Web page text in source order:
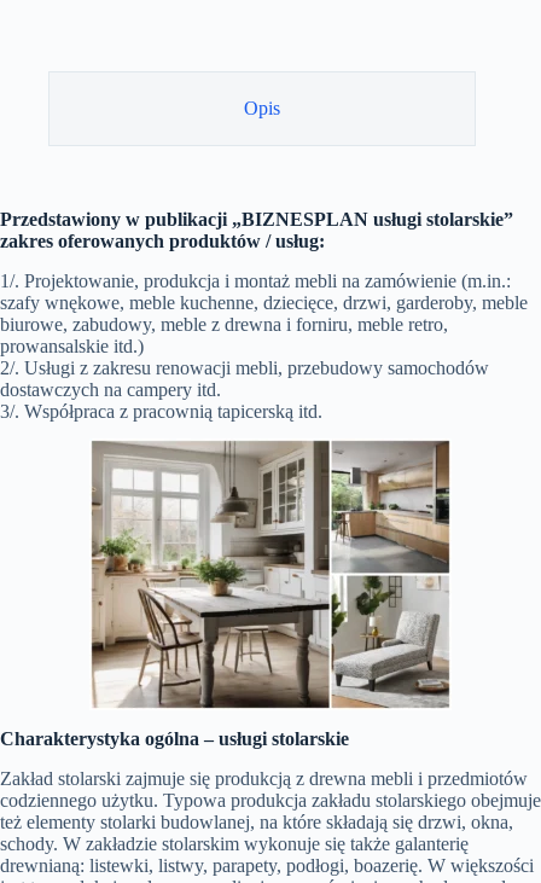
Opis
Przedstawiony w publikacji „BIZNESPLAN usługi stolarskie”
zakres oferowanych produktów / usług:
1/. Projektowanie, produkcja i montaż mebli na zamówienie (m.in.:
szafy wnękowe, meble kuchenne, dziecięce, drzwi, garderoby, meble
biurowe, zabudowy, meble z drewna i forniru, meble retro,
prowansalskie itd.)
2/. Usługi z zakresu renowacji mebli, przebudowy samochodów
dostawczych na campery itd.
3/. Współpraca z pracownią tapicerską itd.
Charakterystyka ogólna –usługi stolarskie
Zakład stolarski zajmuje się produkcją z drewna mebli i przedmiotów
codziennego użytku. Typowa produkcja zakładu stolarskiego obejmuje
też elementy stolarki budowlanej, na które składają się drzwi, okna,
schody. W zakładzie stolarskim wykonuje się także galanterię
drewnianą: listewki, listwy, parapety, podłogi, boazerię. W większości